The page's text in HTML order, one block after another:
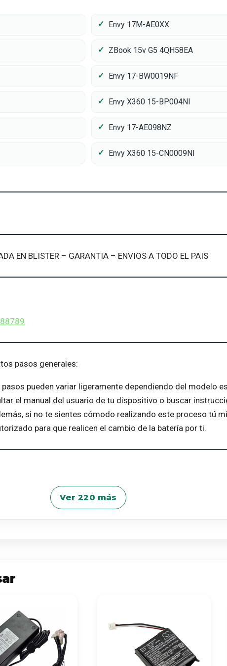
Envy 17M-AE0XX
ZBook 15v G5 4QH58EA
Envy 17-BW0019NF
Envy X360 15-BP004NI
Envy 17-AE098NZ
Envy X360 15-CN0009NI
EN BLISTER – GARANTIA – ENVIOS A TODO EL PAIS
pasos generales:
pueden variar ligeramente dependiendo del modelo
el manual del usuario de tu dispositivo o buscar
si no te sientes cómodo realizando este proceso tú
para que realicen el cambio de la batería por ti.
Ver 220 más